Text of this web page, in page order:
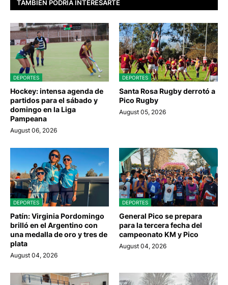
TAMBIÉN PODRÍA INTERESARTE
DEPORTES
Hockey: intensa agenda de
partidos para el sábado y
domingo en la Liga
Pampeana
August 06, 2026
DEPORTES
Santa Rosa Rugby derrotó a
Pico Rugby
August 05, 2026
DEPORTES
Patín: Virginia Pordomingo
brilló en el Argentino con
una medalla de oro y tres de
plata
August 04, 2026
DEPORTES
General Pico se prepara
para la tercera fecha del
campeonato KM y Pico
August 04, 2026